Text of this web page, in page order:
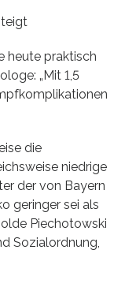
heute praktisch
„Mit 1,5
die
niedrige
der von Bayern
geringer sei als
Piechotowski
Sozialordnung,